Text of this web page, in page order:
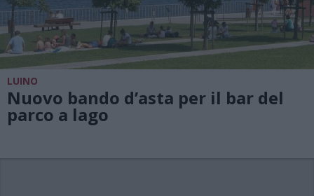
LUINO
Nuovo bando d’asta per il bar del
parco a lago